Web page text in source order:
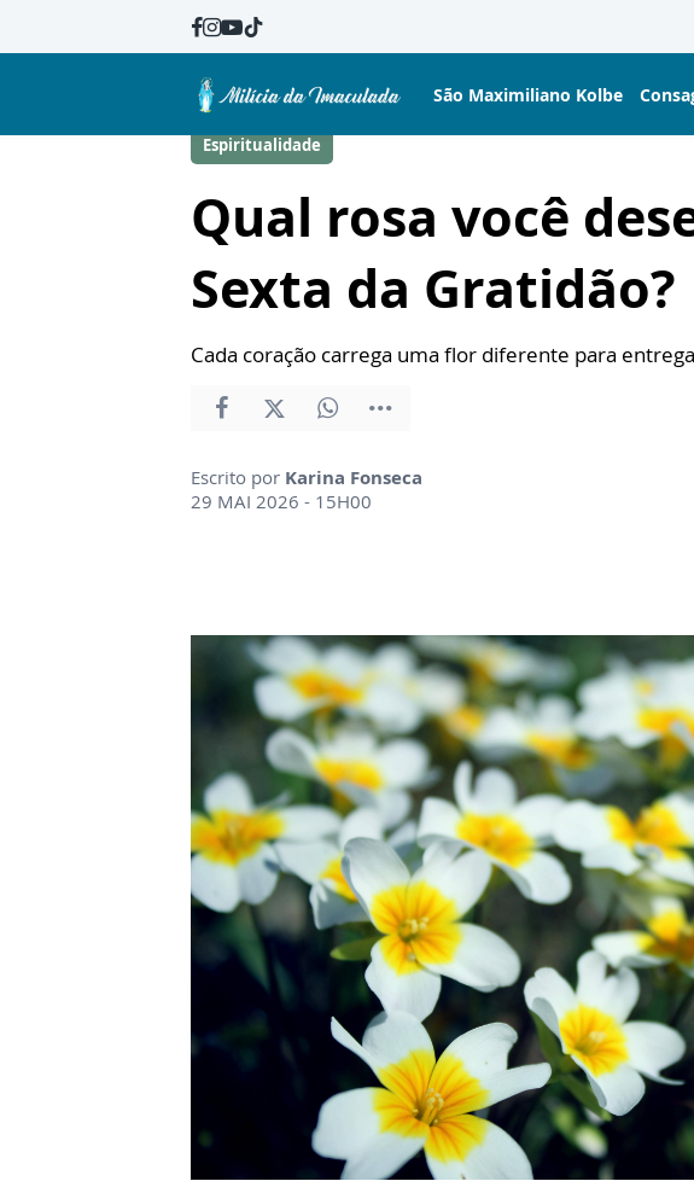
São Maximiliano Kolbe
Espiritualidade
Qual rosa você
Sexta da Gratidão?
Cada coração carrega uma flor diferente para
Escrito por Karina Fonseca
29 MAI 2026 - 15H00